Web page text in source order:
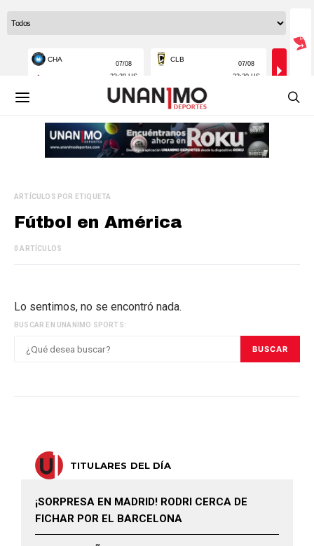
ARTÍCULOS POR ETIQUETA
Fútbol en América
0 ARTÍCULOS
Lo sentimos, no se encontró nada.
BUSCAR EN UNANIMO SPORTS:
BUSCAR
TITULARES DEL DÍA
¡SORPRESA EN MADRID! RODRI CERCA DE
FICHAR POR EL BARCELONA